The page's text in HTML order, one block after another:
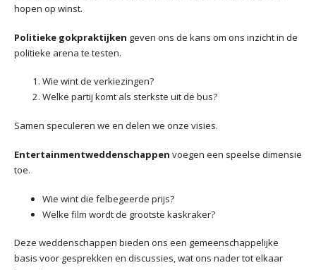
hopen op winst.
Politieke gokpraktijken geven ons de kans om ons inzicht in de
politieke arena te testen.
Wie wint de verkiezingen?
Welke partij komt als sterkste uit de bus?
Samen speculeren we en delen we onze visies.
Entertainmentweddenschappen voegen een speelse dimensie
toe.
Wie wint die felbegeerde prijs?
Welke film wordt de grootste kaskraker?
Deze weddenschappen bieden ons een gemeenschappelijke
basis voor gesprekken en discussies, wat ons nader tot elkaar